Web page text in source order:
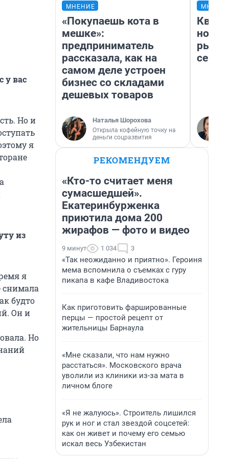
у вас
Но и
я
из
я
снимала
будто
Он и
Но
МНЕНИЕ
«Покупаешь кота в
мешке»:
предприниматель
рассказала, как на
самом деле устроен
бизнес со складами
дешевых товаров
Наталья Шорохова
Открыла кофейную точку на
деньги соцразвития
но
РЕКОМЕНДУЕМ
«Кто-то считает меня
сумасшедшей».
Екатеринбурженка
приютила дома 200
жирафов — фото и видео
9 минут 1 034 3
«Так неожиданно и приятно». Героиня
мема вспомнила о съемках с гуру
пикапа в кафе Владивостока
Как приготовить фаршированные
перцы — простой рецепт от
жительницы Барнаула
«Мне сказали, что нам нужно
расстаться». Московского врача
уволили из клиники из-за мата в
личном блоге
«Я не жалуюсь». Строитель лишился
рук и ног и стал звездой соцсетей:
как он живет и почему его семью
искал весь Узбекистан